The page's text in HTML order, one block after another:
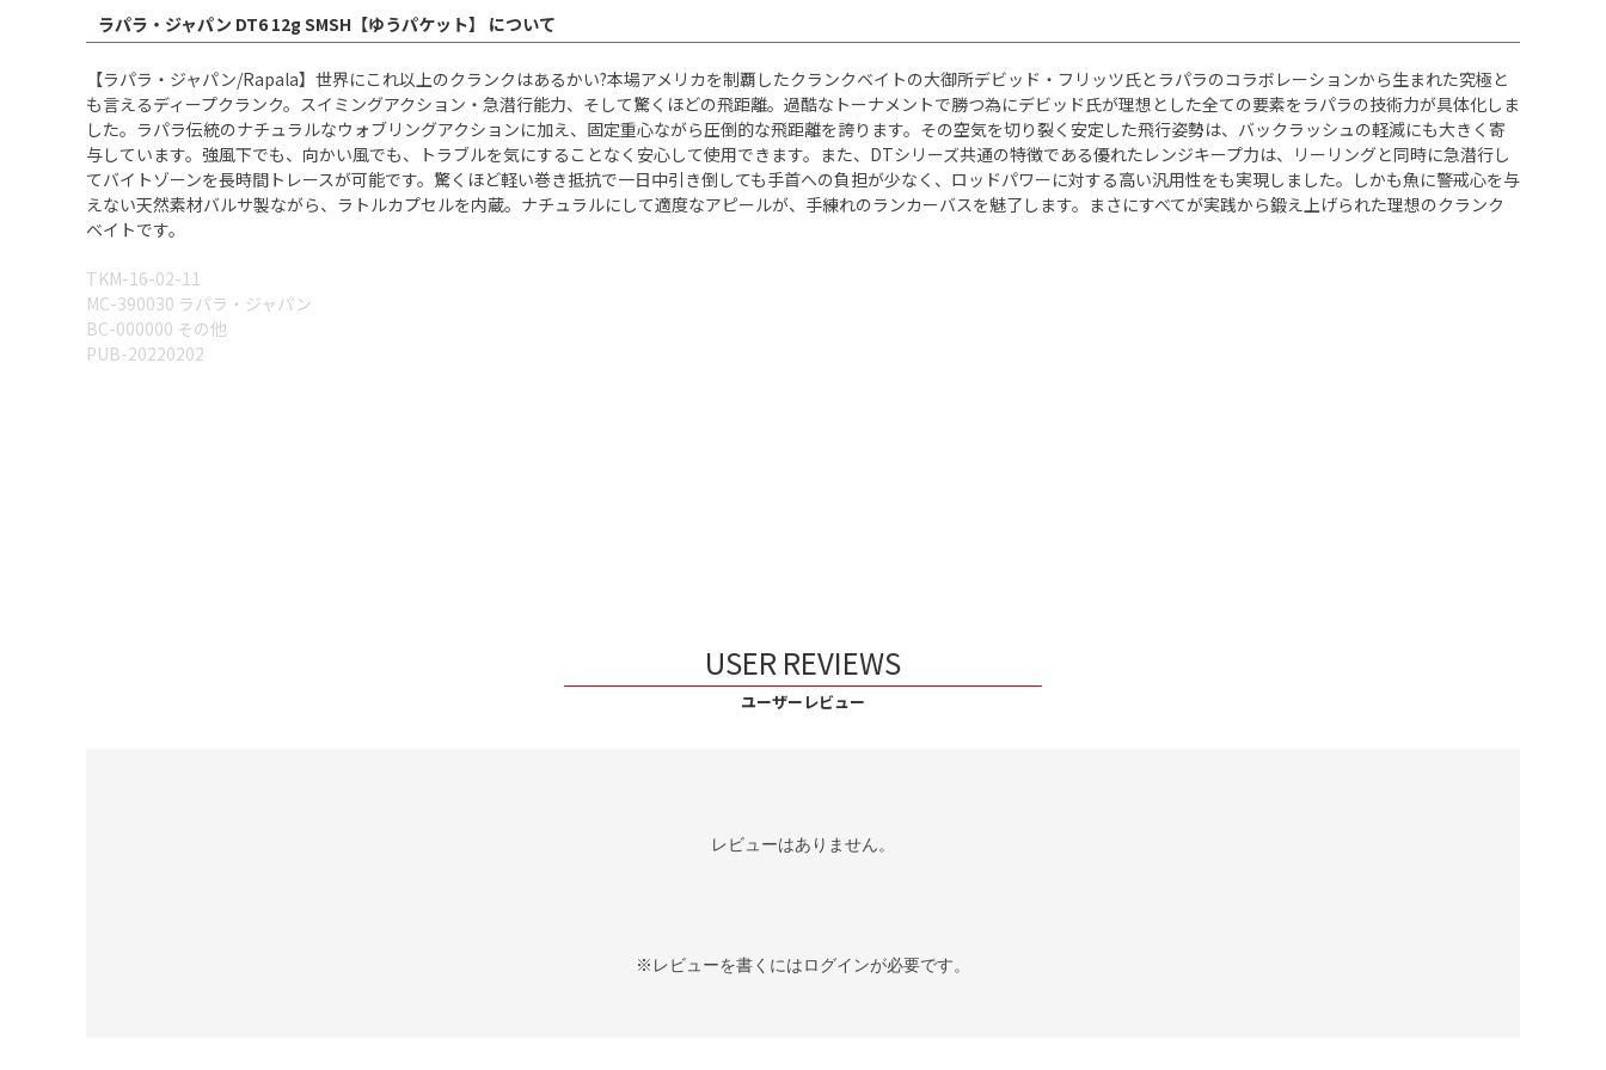
ラパラ・ジャパン DT6 12g SMSH【ゆうパケット】 について
【ラパラ・ジャパン/Rapala】世界にこれ以上のクランクはあるかい?本場アメリカを制覇したクランクベイトの大御所デビッド・フリッツ氏とラパラのコラボレーションから生まれた究極と
も言えるディープクランク。スイミングアクション・急潜行能力、そして驚くほどの飛距離。過酷なトーナメントで勝つ為にデビッド氏が理想とした全ての要素をラパラの技術力が具体化しま
した。ラパラ伝統のナチュラルなウォブリングアクションに加え、固定重心ながら圧倒的な飛距離を誇ります。その空気を切り裂く安定した飛行姿勢は、バックラッシュの軽減にも大きく寄
与しています。強風下でも、向かい風でも、トラブルを気にすることなく安心して使用できます。また、DTシリーズ共通の特徴である優れたレンジキープ力は、リーリングと同時に急潜行し
てバイトゾーンを長時間トレースが可能です。驚くほど軽い巻き抵抗で一日中引き倒しても手首への負担が少なく、ロッドパワーに対する高い汎用性をも実現しました。しかも魚に警戒心を与
えない天然素材バルサ製ながら、ラトルカプセルを内蔵。ナチュラルにして適度なアピールが、手練れのランカーバスを魅了します。まさにすべてが実践から鍛え上げられた理想のクランク
ベイトです。
TKM-16-02-11
MC-390030 ラパラ・ジャパン
BC-000000 その他
PUB-20220202
USER REVIEWS
ユーザーレビュー
レビューはありません。
※レビューを書くにはログインが必要です。